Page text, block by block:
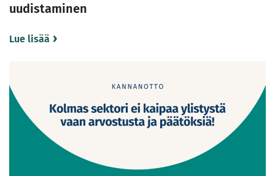
uudistaminen
Lue lisää